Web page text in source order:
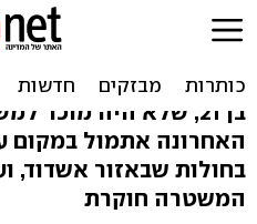
חשד לרצח
גופת צעיר
בן 21, שלא היה מוכר
האחרונה אתמול במקום
בחולות שבאזור אשדוד,
המשטרה חוקרת